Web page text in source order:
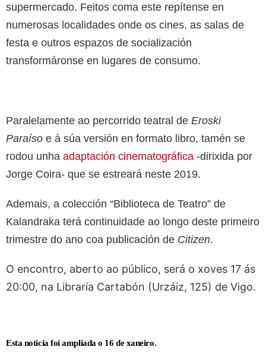
supermercado. Feitos coma este repítense en
numerosas localidades onde os cines, as salas de
festa e outros espazos de socialización
transformáronse en lugares de consumo.
Paralelamente ao percorrido teatral de Eroski
Paraíso e á súa versión en formato libro, tamén se
rodou unha adaptación cinematográfica -dirixida por
Jorge Coira- que se estreará neste 2019.
Ademais, a colección “Biblioteca de Teatro” de
Kalandraka terá continuidade ao longo deste primeiro
trimestre do ano coa publicación de Citizen.
O encontro, aberto ao público, será o xoves 17 ás
20:00, na Libraría Cartabón (Urzáiz, 125) de Vigo.
Esta noticia foi ampliada o 16 de xaneiro.